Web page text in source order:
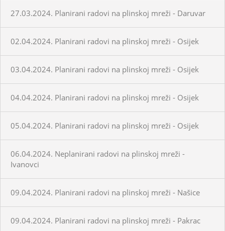
27.03.2024. Planirani radovi na plinskoj mreži - Daruvar
02.04.2024. Planirani radovi na plinskoj mreži - Osijek
03.04.2024. Planirani radovi na plinskoj mreži - Osijek
04.04.2024. Planirani radovi na plinskoj mreži - Osijek
05.04.2024. Planirani radovi na plinskoj mreži - Osijek
06.04.2024. Neplanirani radovi na plinskoj mreži -
Ivanovci
09.04.2024. Planirani radovi na plinskoj mreži - Našice
09.04.2024. Planirani radovi na plinskoj mreži - Pakrac